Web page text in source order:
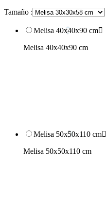
Tamaño :
Melisa 40x40x90 cm
Melisa 40x40x90 cm
Melisa 50x50x110 cm
Melisa 50x50x110 cm